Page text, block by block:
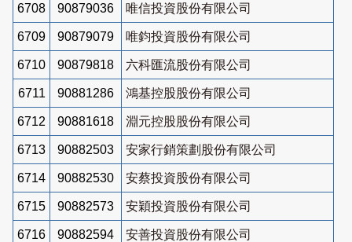
6708 90879036 唯信投資股份有限公司
6709 90879079 唯鈞投資股份有限公司
6710 90879818 六科匯流股份有限公司
6711 90881286 鴻基控股股份有限公司
6712 90881618 淵元控股股份有限公司
6713 90882503 安家行銷策劃股份有限公司
6714 90882530 安蔡投資股份有限公司
6715 90882573 安穎投資股份有限公司
6716 90882594 安善投資股份有限公司